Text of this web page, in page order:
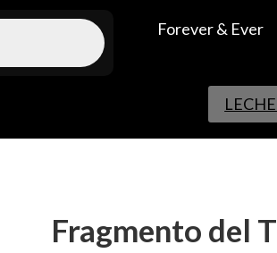
Forever & Ever
Fragmento del